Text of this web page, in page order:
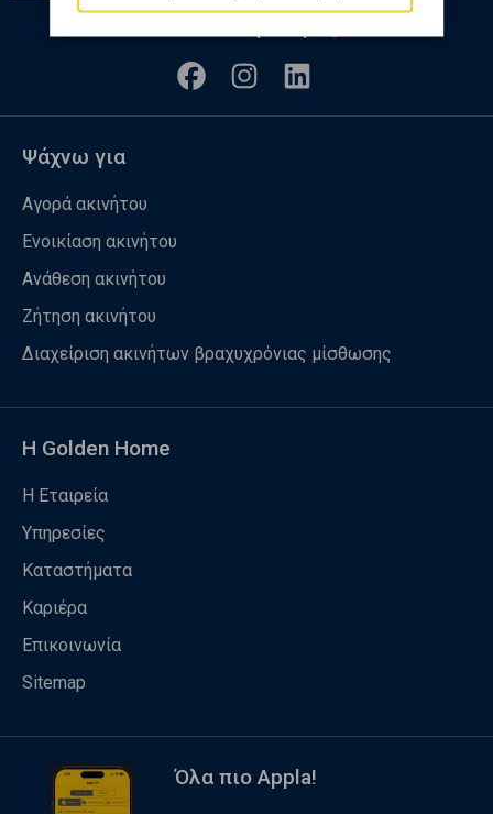
Ψάχνω για
Αγορά ακινήτου
Ενοικίαση ακινήτου
Ανάθεση ακινήτου
Ζήτηση ακινήτου
Διαχείριση ακινήτων βραχυχρόνιας μίσθωσης
Η Golden Home
Η Εταιρεία
Υπηρεσίες
Καταστήματα
Καριέρα
Επικοινωνία
Sitemap
Όλα πιο Appla!